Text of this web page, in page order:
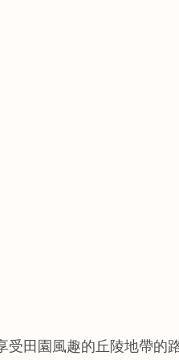
受田園風趣的丘陵地帶的